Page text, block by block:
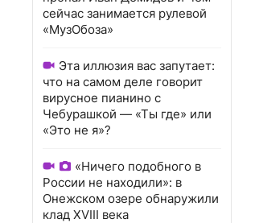
сейчас занимается рулевой
«МузОбоза»
Эта иллюзия вас запутает:
что на самом деле говорит
вирусное пианино с
Чебурашкой — «Ты где» или
«Это не я»?
«Ничего подобного в
России не находили»: в
Онежском озере обнаружили
клад XVIII века